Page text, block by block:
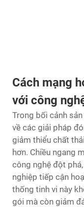
Cách mạng
với công
Trong bối cảnh
về các giải pháp
giảm thiểu chất
hơn. Chiều ngang
công nghệ đột
nghiệp tiếp cận
thống tinh vi này
gói mà còn giảm